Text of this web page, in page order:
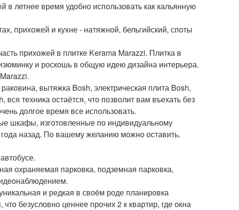
в летнее время удобно использовать как кальянную
прихожей и кухне - натяжной, бельгийский, споты
прихожей в плитке Kerama Marazzi. Плитка в
и роскошь в общую идею дизайна интерьера.
вытяжка Bosh, электрическая плита Bosh,
техника остаётся, что позволит вам въехать без
долгое время все использовать.
шкафы, изготовленные по индивидуальному
назад. По вашему желанию можно оставить.
охраняемая парковка, подземная парковка,
и редкая в своём роде планировка
безусловно ценнее прочих 2 к квартир, где окна